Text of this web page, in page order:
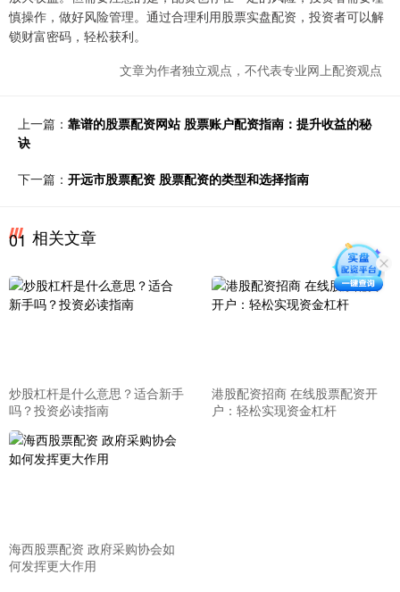
慎操作，做好风险管理。通过合理利用股票实盘配资，投资者可以解
锁财富密码，轻松获利。
文章为作者独立观点，不代表专业网上配资观点
上一篇： 靠谱的股票配资网站 股票账户配资指南：提升收益的秘
诀
下一篇： 开远市股票配资 股票配资的类型和选择指南
01 相关文章
炒股杠杆是什么意思？适合新手
吗？投资必读指南
港股配资招商 在线股票配资开
户：轻松实现资金杠杆
海西股票配资 政府采购协会如
何发挥更大作用